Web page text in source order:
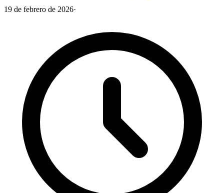
19 de febrero de 2026·